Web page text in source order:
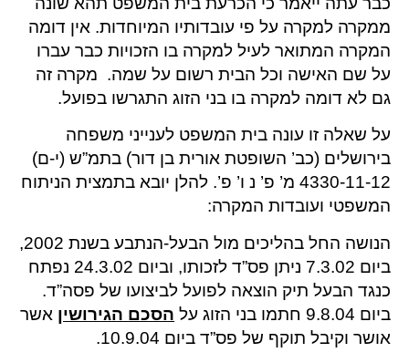
ממקרה למקרה על פי עובדותיו המיוחדות. אין דומה
המקרה המתואר לעיל למקרה בו הזכויות כבר עברו
על שם האישה וכל הבית רשום על שמה. מקרה זה
גם לא דומה למקרה בו בני הזוג התגרשו בפועל.
על שאלה זו עונה בית המשפט לענייני משפחה
בירושלים (כב’ השופטת אורית בן דור) בתמ”ש (י-ם)
4330-11-12 מ’ פ’ נ ו’ פ’. להלן יובא בתמצית הניתוח
המשפטי ועובדות המקרה:
הנושה החל בהליכים מול הבעל-הנתבע בשנת 2002,
ביום 7.3.02 ניתן פס”ד לזכותו, וביום 24.3.02 נפתח
כנגד הבעל תיק הוצאה לפועל לביצועו של פסה”ד.
ביום 9.8.04 חתמו בני הזוג על
הסכם הגירושין אשר
אושר וקיבל תוקף של פס”ד ביום 10.9.04.